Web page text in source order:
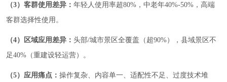
（3）客群使用差异： 年轻人使用率超80%，中老年40%-50%，高端
客群选择性使用。
（4）区域应用差异： 头部/城市景区全覆盖（超90%），县域景区不
足40%（重建设轻运营）。
（5）应用痛点： 操作复杂、内容单一、适配性不足、过度技术堆